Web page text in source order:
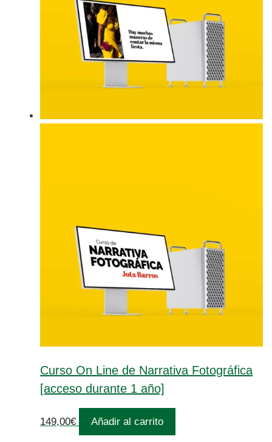
Curso On Line de Narrativa Fotográfica
[acceso durante 1 año]
149,00€ Añadir al carrito